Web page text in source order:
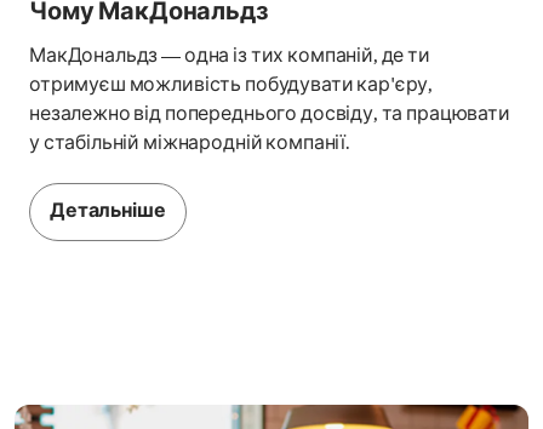
Чому МакДональдз
МакДональдз — одна із тих компаній, де ти
отримуєш можливість побудувати кар'єру,
незалежно від попереднього досвіду, та працювати
у стабільній міжнародній компанії.
Детальніше